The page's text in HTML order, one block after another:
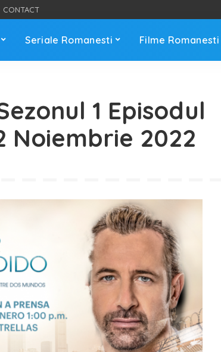
CONTACT
Seriale Romanesti Filme Romanesti
1 Episodul
Noiembrie 2022